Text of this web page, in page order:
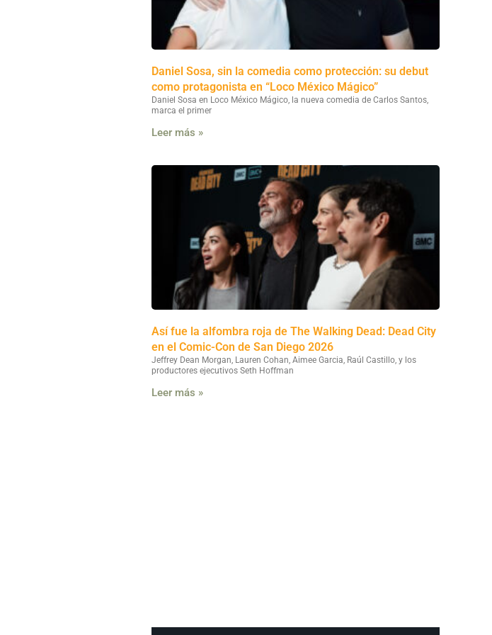
Daniel Sosa, sin la comedia como protección: su debut
como protagonista en “Loco México Mágico”
Daniel Sosa en Loco México Mágico, la nueva comedia de Carlos Santos,
marca el primer
Leer más »
Así fue la alfombra roja de The Walking Dead: Dead City
en el Comic-Con de San Diego 2026
Jeffrey Dean Morgan, Lauren Cohan, Aimee Garcia, Raúl Castillo, y los
productores ejecutivos Seth Hoffman
Leer más »